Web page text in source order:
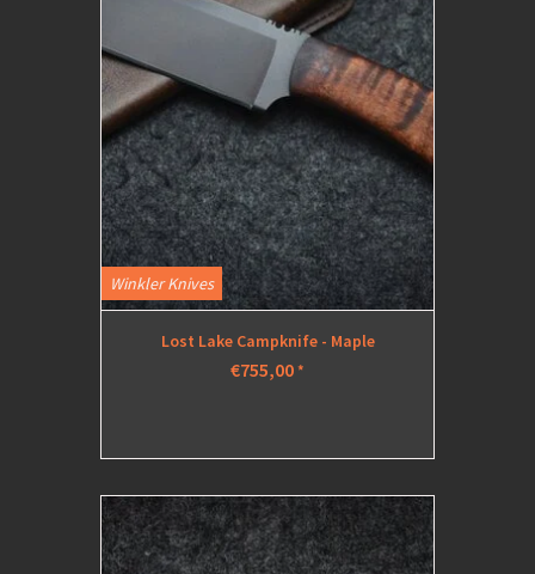
Winkler Knives
Lost Lake Campknife - Maple
€755,00*